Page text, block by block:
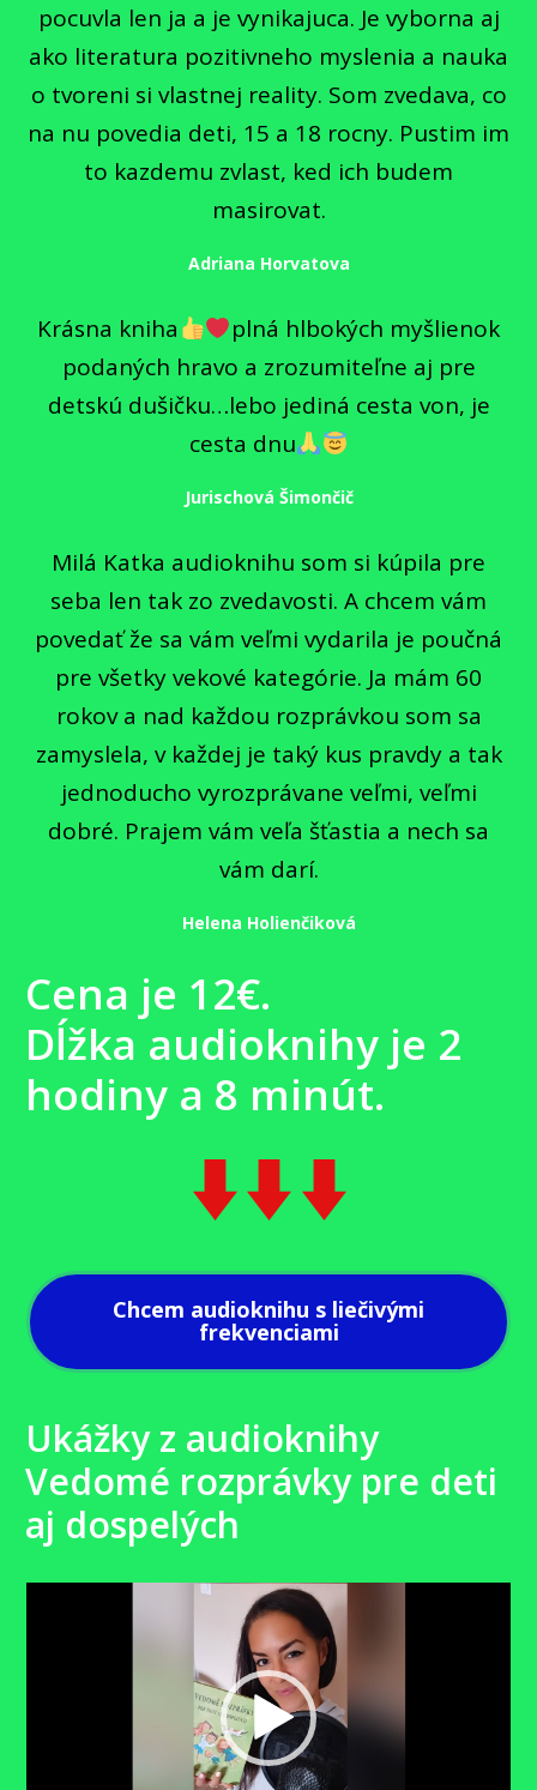
pocuvla len ja a je vynikajuca. Je vyborna aj
ako literatura pozitivneho myslenia a nauka
o tvoreni si vlastnej reality. Som zvedava, co
na nu povedia deti, 15 a 18 rocny. Pustim im
to kazdemu zvlast, ked ich budem
masirovat.
Adriana Horvatova
Krásna kniha
plná hlbokých myšlienok
podaných hravo a zrozumiteľne aj pre
detskú dušičku…lebo jediná cesta von, je
cesta dnu
Jurischová Šimončič
Milá Katka audioknihu som si kúpila pre
seba len tak zo zvedavosti. A chcem vám
povedať že sa vám veľmi vydarila je poučná
pre všetky vekové kategórie. Ja mám 60
rokov a nad každou rozprávkou som sa
zamyslela, v každej je taký kus pravdy a tak
jednoducho vyrozprávane veľmi, veľmi
dobré. Prajem vám veľa šťastia a nech sa
vám darí.
Helena Holienčiková
Cena je 12€.
Dĺžka audioknihy je 2
hodiny a 8 minút.
Chcem audioknihu s liečivými
frekvenciami
Ukážky z audioknihy
Vedomé rozprávky pre deti
aj dospelých